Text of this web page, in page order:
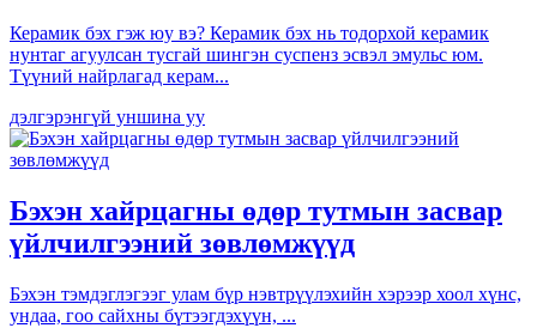
Керамик бэх гэж юу вэ? Керамик бэх нь тодорхой керамик
нунтаг агуулсан тусгай шингэн суспенз эсвэл эмульс юм.
Түүний найрлагад керам...
дэлгэрэнгүй уншина уу
Бэхэн хайрцагны өдөр тутмын засвар
үйлчилгээний зөвлөмжүүд
Бэхэн тэмдэглэгээг улам бүр нэвтрүүлэхийн хэрээр хоол хүнс,
ундаа, гоо сайхны бүтээгдэхүүн, ...